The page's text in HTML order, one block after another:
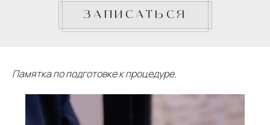
ЗАПИСАТЬСЯ
Памятка по подготовке к процедуре.